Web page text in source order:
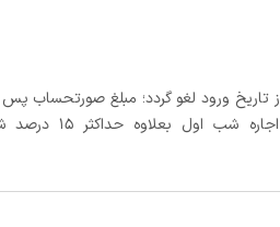
15 درصد شب‌های باقیمانده کسر می‌شود.